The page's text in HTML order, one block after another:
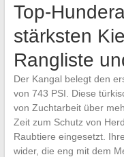
Top-
stärksten
Rangliste
Der Kangal belegt den
von 743 PSI. Diese
von Zuchtarbeit über
Zeit zum Schutz von
Raubtiere eingesetzt.
wider, die eng mit dem